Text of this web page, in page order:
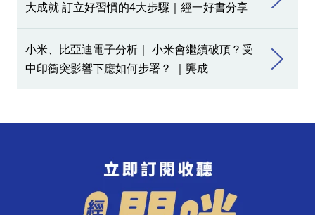
大成就 訂立好習慣的4大步驟｜經一好書分享
小米、比亞迪電子分析｜ 小米會繼續破頂？受
中印衝突影響下應如何步署？ ｜龔成